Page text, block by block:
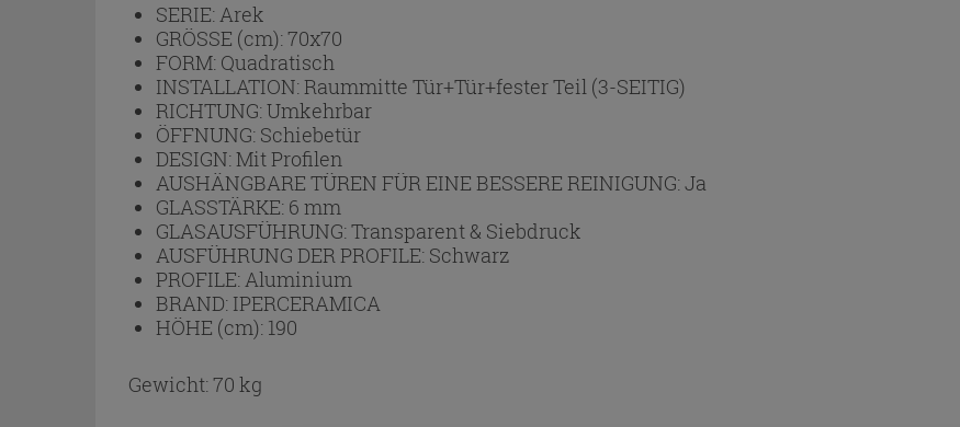
SERIE:Arek
GRÖSSE (cm):70x70
FORM: Quadratisch
INSTALLATION:Raummitte Tür+Tür+fester Teil (3-SEITIG)
RICHTUNG:Umkehrbar
ÖFFNUNG: Schiebetür
DESIGN:Mit Profilen
AUSHÄNGBARE TÜREN FÜR EINE BESSERE REINIGUNG:Ja
GLASSTÄRKE: 6 mm
GLASAUSFÜHRUNG:Transparent & Siebdruck
AUSFÜHRUNG DER PROFILE: Schwarz
PROFILE:Aluminium
BRAND: IPERCERAMICA
HÖHE (cm): 190
Gewicht: 70 kg